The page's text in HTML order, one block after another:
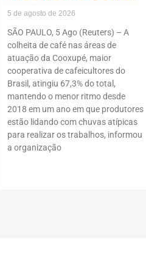
5 de agosto de 2026
SÃO PAULO, 5 Ago (Reuters) – A
colheita de café nas áreas de
atuação da Cooxupé, maior
cooperativa de cafeicultores do
Brasil, atingiu 67,3% do total,
mantendo o menor ritmo desde
2018 em um ano em que produtores
estão lidando com chuvas atípicas
para realizar os trabalhos, informou
a organização